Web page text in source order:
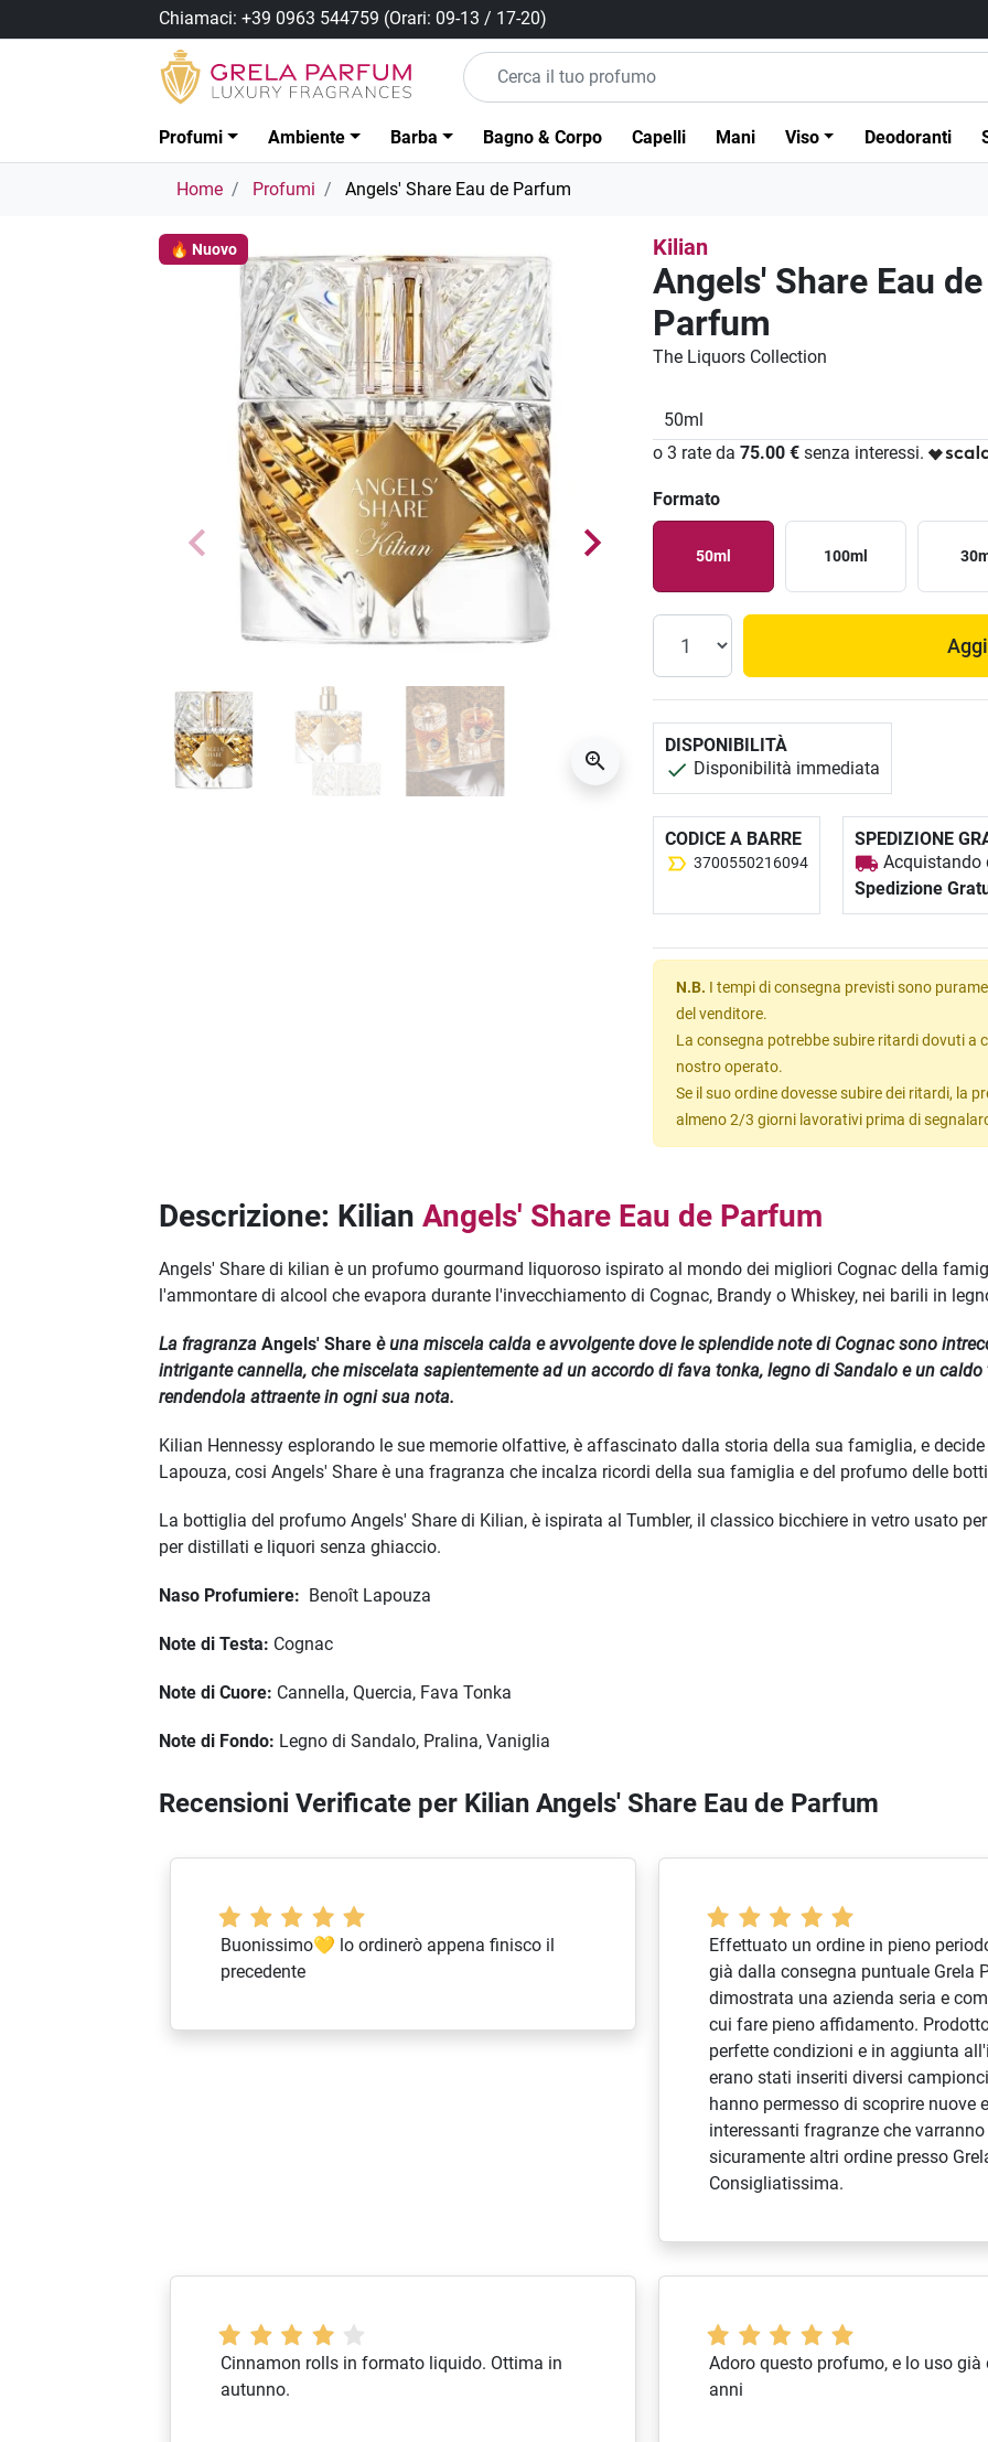
Chiamaci:+39 0963 544759 (Orari: 09-13 / 17-20)
Profumi Ambiente Barba Bagno & Corpo Capelli Mani Viso Deodoranti
Home Profumi Angels' Share Eau de Parfum
🔥 Nuovo Kilian
Angels' Share Eau de
Parfum
The Liquors Collection
50ml
o 3 rate da75.00 € senza interessi.
Formato
50ml 100ml
DISPONIBILITÀ
Disponibilità immediata
CODICE A BARRE
3700550216094
SPEDIZIONE
Acquistando
Spedizione
N.B. I tempi di consegna previsti sono
del venditore.
La consegna potrebbe subire ritardi dovuti a
nostro operato.
Se il suo ordine dovesse subire dei ritardi, la
almeno 2/3 giorni lavorativi prima di
Descrizione: KilianAngels' Share Eau de Parfum
Angels' Share di kilian è un profumo gourmand liquoroso ispirato al mondo dei migliori Cognac della
l'ammontare di alcool che evapora durante l'invecchiamento di Cognac, Brandy o Whiskey, nei barili in
La fragranzaAngels' Share è una miscela calda e avvolgente dove le splendide note di Cognac sono
intrigante cannella, che miscelata sapientemente ad un accordo di fava tonka, legno di Sandalo e un
rendendola attraente in ogni sua nota.
Kilian Hennessy esplorando le sue memorie olfattive, è affascinato dalla storia della sua famiglia, e
Lapouza, cosi Angels' Share è una fragranza che incalza ricordi della sua famiglia e del profumo delle
La bottiglia del profumo Angels' Share di Kilian, è ispirata al Tumbler, il classico bicchiere in vetro usato
per distillati e liquori senza ghiaccio.
Naso Profumiere: Benoît Lapouza
Note di Testa: Cognac
Note di Cuore: Cannella, Quercia, Fava Tonka
Note di Fondo: Legno di Sandalo, Pralina, Vaniglia
Recensioni Verificate per Kilian Angels' Share Eau de Parfum
Buonissimo💛 lo ordinerò appena finisco il
precedente
Effettuato un ordine in pieno
già dalla consegna puntuale Grela
dimostrata una azienda seria e
cui fare pieno affidamento.
perfette condizioni e in aggiunta
erano stati inseriti diversi
hanno permesso di scoprire nuove e
interessanti fragranze che varranno
sicuramente altri ordine presso
Consigliatissima.
Cinnamon rolls in formato liquido. Ottima in
autunno.
Adoro questo profumo, e lo uso già
anni